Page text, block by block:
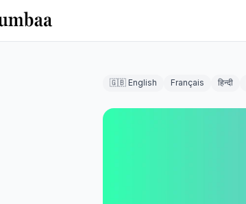
🇬🇧 English Français हिन्दी